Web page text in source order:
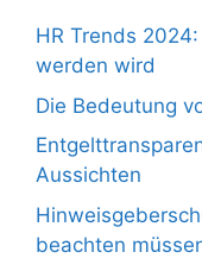
HR Trends
werden wird
Die Bedeutung
Aussichten
beachten